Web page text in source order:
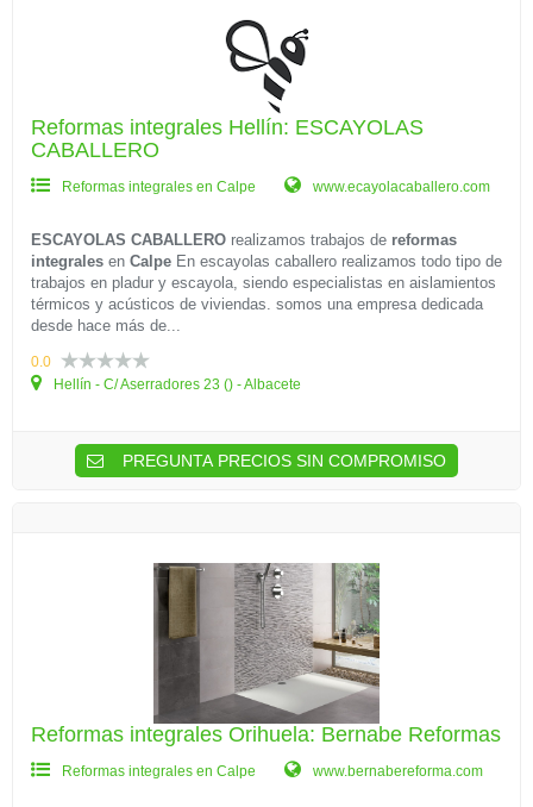
Reformas integrales Hellín: ESCAYOLAS
CABALLERO
Reformas integrales en Calpe www.ecayolacaballero.com
ESCAYOLAS CABALLERO realizamos trabajos de reformas
integrales en Calpe En escayolas caballero realizamos todo tipo de
trabajos en pladur y escayola, siendo especialistas en aislamientos
térmicos y acústicos de viviendas. somos una empresa dedicada
desde hace más de...
0.0
Hellín - C/ Aserradores 23 () - Albacete
PREGUNTA PRECIOS SIN COMPROMISO
Reformas integrales Orihuela: Bernabe Reformas
Reformas integrales en Calpe www.bernabereforma.com